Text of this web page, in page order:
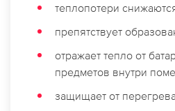
теплопотери
препятствует
отражает тепло от
предметов внутри
защищает от